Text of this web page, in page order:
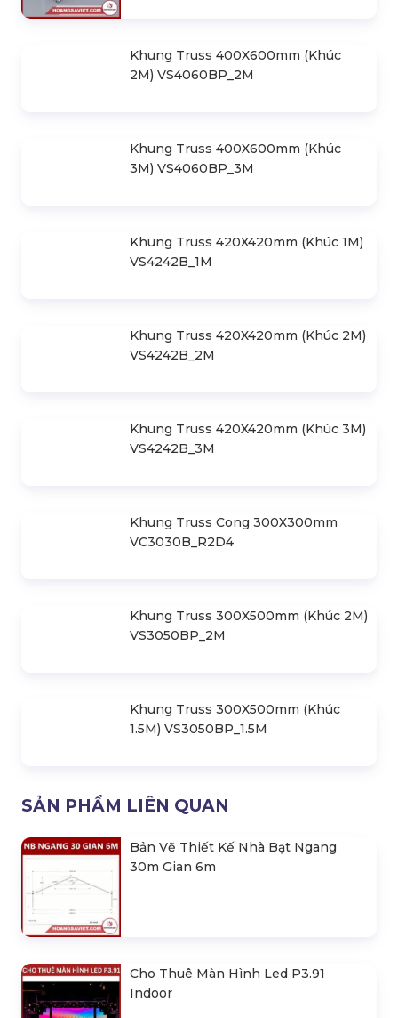
Khung Truss 400X600mm (Khúc
2M) VS4060BP_2M
Khung Truss 400X600mm (Khúc
3M) VS4060BP_3M
Khung Truss 420X420mm (Khúc 1M)
VS4242B_1M
Khung Truss 420X420mm (Khúc 2M)
VS4242B_2M
Khung Truss 420X420mm (Khúc 3M)
VS4242B_3M
Khung Truss Cong 300X300mm
VC3030B_R2D4
Khung Truss 300X500mm (Khúc 2M)
VS3050BP_2M
Khung Truss 300X500mm (Khúc
1.5M) VS3050BP_1.5M
SẢN PHẨM LIÊN QUAN
Bản Vẽ Thiết Kế Nhà Bạt Ngang
30m Gian 6m
Cho Thuê Màn Hình Led P3.91
Indoor